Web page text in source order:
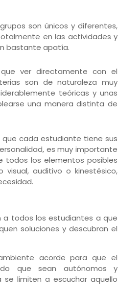
son únicos y diferentes,
en las actividades y
bastante apatía.
ver directamente con el
son de naturaleza muy
teóricas y unas
una manera distinta de
que cada estudiante tiene sus
es muy importante
todos los elementos posibles
auditivo o kinestésico,
a todos los estudiantes a que
soluciones y descubran el
acorde para que el
que sean autónomos y
se limiten a escuchar aquello